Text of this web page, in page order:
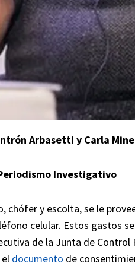
Arbasetti y Carla
Investigativo
chófer y escolta, se le
celular. Estos gastos
de la Junta de Control
documento de